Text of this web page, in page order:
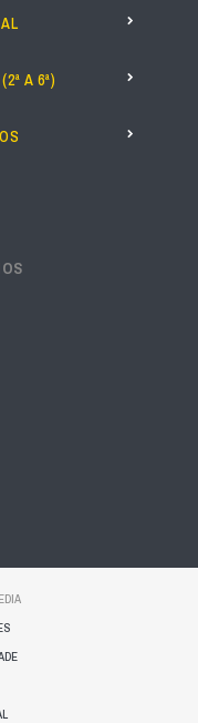
A 6ª)